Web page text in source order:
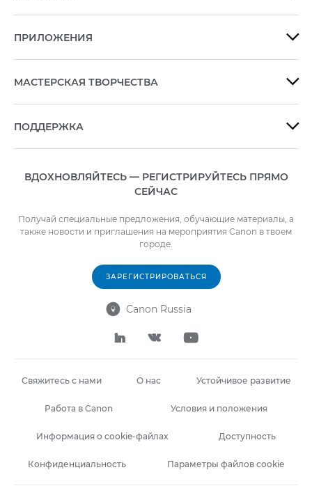
ПРИЛОЖЕНИЯ 
МАСТЕРСКАЯ ТВОРЧЕСТВА 
ПОДДЕРЖКА 
ВДОХНОВЛЯЙТЕСЬ — РЕГИСТРИРУЙТЕСЬ ПРЯМО
СЕЙЧАС
Получай специальные предложения, обучающие материалы, а
также новости и приглашения на мероприятия Canon в твоем
городе.
ЗАРЕГИСТРИРОВАТЬСЯ
 Canon Russia
  
Свяжитесь с нами О нас Устойчивое развитие
Работа в Canon Условия и положения
Информация о cookie-файлах Доступность
Конфиденциальность Параметры файлов cookie